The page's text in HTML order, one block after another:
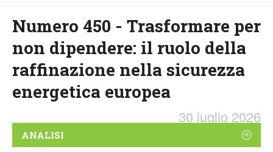
Numero 450 - Trasformare per
non dipendere: il ruolo della
raffinazione nella sicurezza
energetica europea
30 luglio 2026
ANALISI